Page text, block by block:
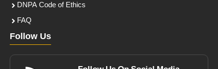
DNPA Code of Ethics
FAQ
Follow Us